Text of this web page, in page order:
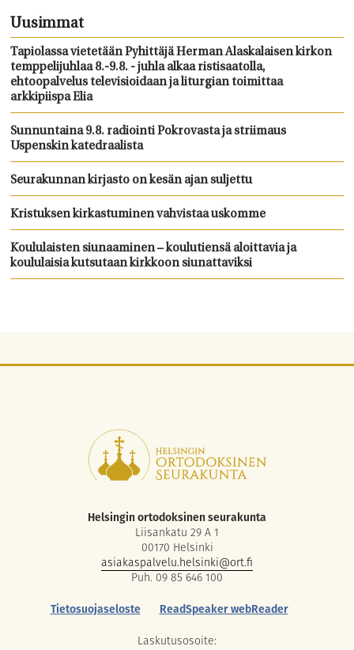
Uusimmat
Tapiolassa vietetään Pyhittäjä Herman Alaskalaisen kirkon
temppelijuhlaa 8.-9.8. - juhla alkaa ristisaatolla,
ehtoopalvelus televisioidaan ja liturgian toimittaa
arkkipiispa Elia
Sunnuntaina 9.8. radiointi Pokrovasta ja striimaus
Uspenskin katedraalista
Seurakunnan kirjasto on kesän ajan suljettu
Kristuksen kirkastuminen vahvistaa uskomme
Koululaisten siunaaminen – koulutiensä aloittavia ja
koululaisia kutsutaan kirkkoon siunattaviksi
Helsingin ortodoksinen seurakunta
Liisankatu 29 A 1
00170 Helsinki
asiakaspalvelu.helsinki@ort.fi
Puh. 09 85 646 100
Tietosuojaseloste
ReadSpeaker webReader
Laskutusosoite: